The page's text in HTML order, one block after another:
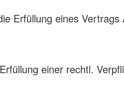
Erfüllung eines
einer rechtl.